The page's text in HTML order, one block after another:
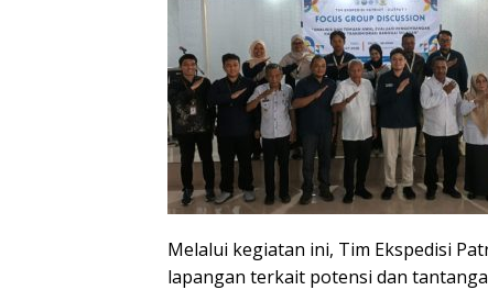
Melalui kegiatan ini, Tim Ekspedisi
lapangan terkait potensi dan